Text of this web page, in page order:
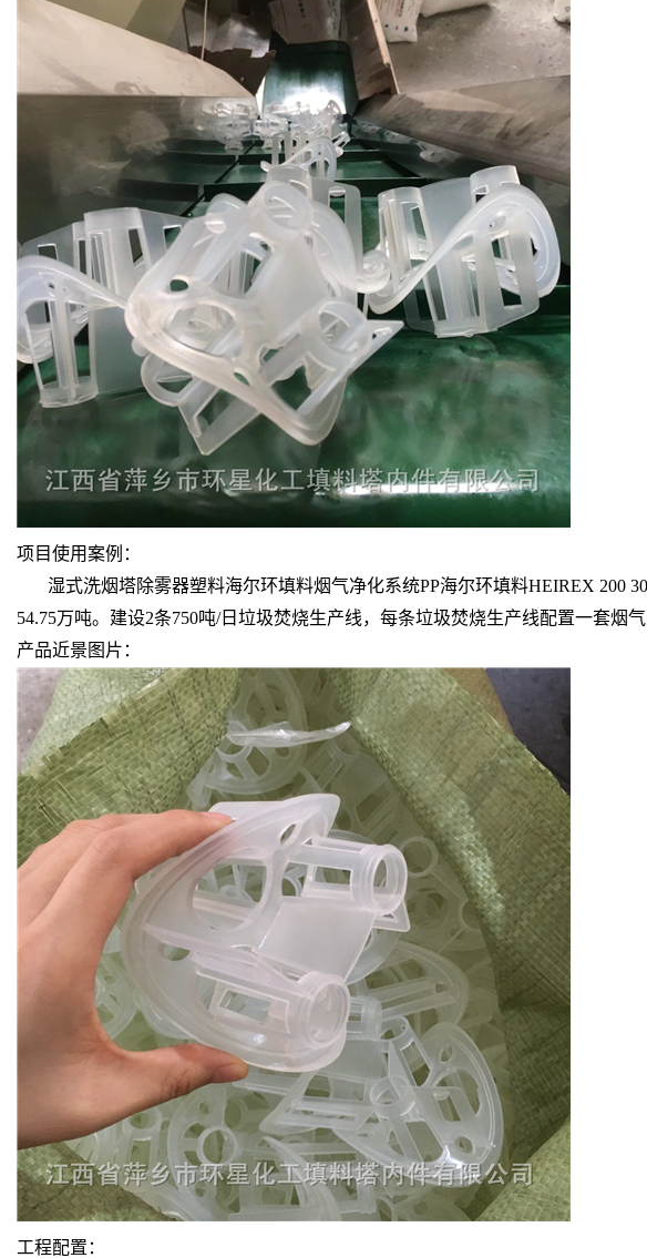
项目使用案例：
湿式洗烟塔除雾器塑料海尔环填料烟气净化系统PP海尔环填料HEIREX 200
54.75万吨。建设2条750吨/日垃圾焚烧生产线，每条垃圾焚烧生产线配置一套
产品近景图片：
工程配置：